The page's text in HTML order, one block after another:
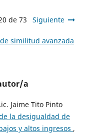
de 73 Siguiente
similitud avanzada
a
Jaime Tito Pinto
la desigualdad de
y altos ingresos ,